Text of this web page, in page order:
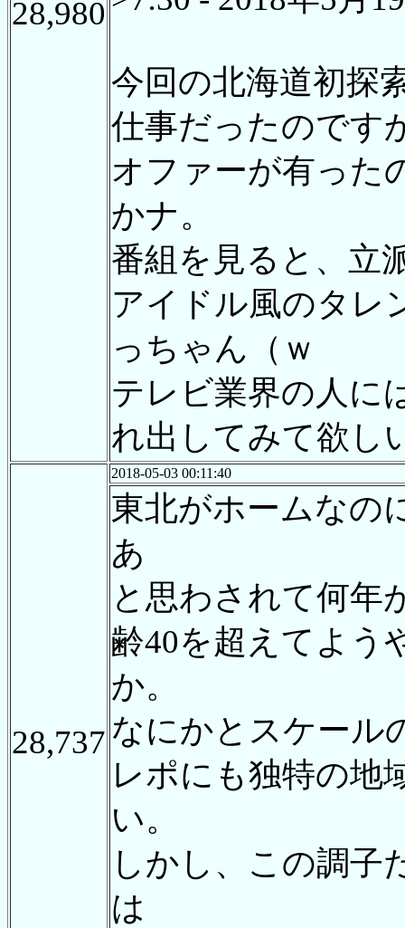
28,980
今回の北海道初探
仕事だったのです
オファーが有った
かナ。
番組を見ると、立
アイドル風のタレ
っちゃん（ｗ
テレビ業界の人に
れ出してみて欲し
28,737
2018-05-03 00:11:40
東北がホームなの
あ
と思わされて何年
齢40を超えてよう
か。
なにかとスケール
レポにも独特の地
い。
しかし、この調子
は